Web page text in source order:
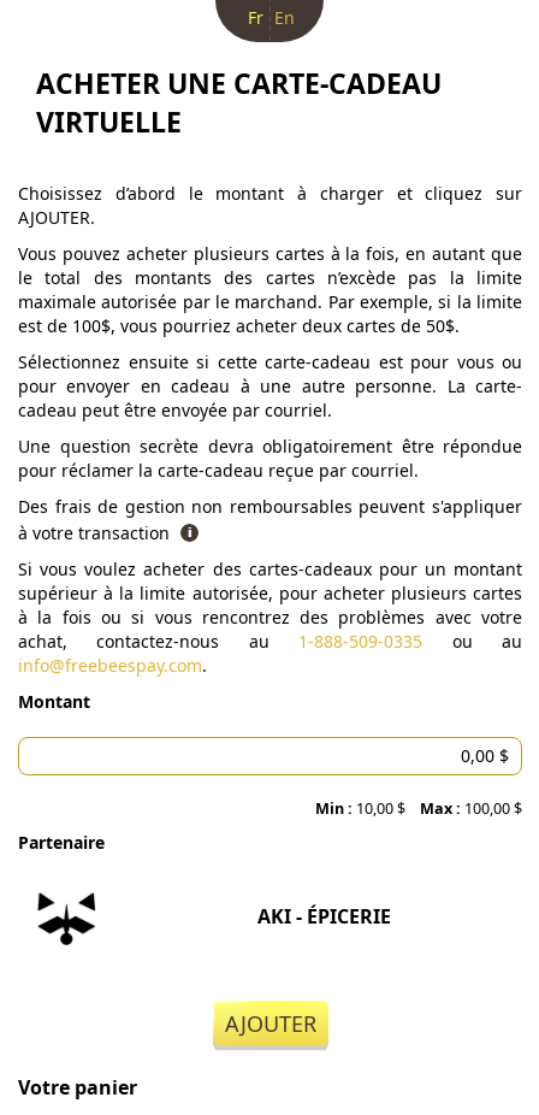
Fr En
ACHETER UNE CARTE-CADEAU
VIRTUELLE
Choisissez d’abord le montant à charger et cliquez sur
AJOUTER.
Vous pouvez acheter plusieurs cartes à la fois, en autant que
le total des montants des cartes n’excède pas la limite
maximale autorisée par le marchand. Par exemple, si la limite
est de 100$, vous pourriez acheter deux cartes de 50$.
Sélectionnez ensuite si cette carte-cadeau est pour vous ou
pour envoyer en cadeau à une autre personne. La carte-
cadeau peut être envoyée par courriel.
Une question secrète devra obligatoirement être répondue
pour réclamer la carte-cadeau reçue par courriel.
Des frais de gestion non remboursables peuvent s'appliquer
à votre transaction
Si vous voulez acheter des cartes-cadeaux pour un montant
supérieur à la limite autorisée, pour acheter plusieurs cartes
à la fois ou si vous rencontrez des problèmes avec votre
achat, contactez-nous au 1-888-509-0335 ou au
info@freebeespay.com.
Montant
Min : 10,00 $ Max : 100,00 $
Partenaire
AKI - ÉPICERIE
AJOUTER
Votre panier